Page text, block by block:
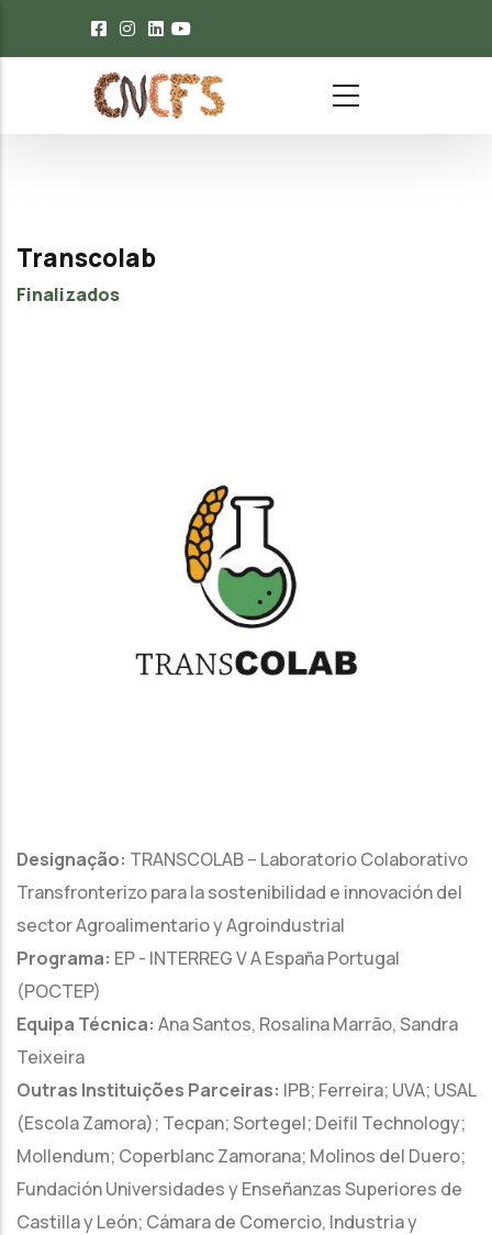
Passar para o conteúdo principal
Transcolab
Finalizados
Designação: TRANSCOLAB – Laboratorio Colaborativo
Transfronterizo para la sostenibilidad e innovación del
sector Agroalimentario y Agroindustrial
Programa: EP - INTERREG V A España Portugal
(POCTEP)
Equipa Técnica: Ana Santos, Rosalina Marrão, Sandra
Teixeira
Outras Instituições Parceiras: IPB; Ferreira; UVA; USAL
(Escola Zamora); Tecpan; Sortegel; Deifil Technology;
Mollendum; Coperblanc Zamorana; Molinos del Duero;
Fundación Universidades y Enseñanzas Superiores de
Castilla y León; Cámara de Comercio, Industria y